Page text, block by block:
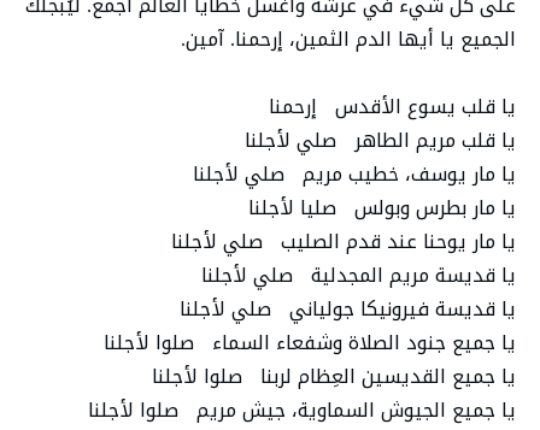
الجميع يا أيها الدم الثمين، إرحمنا. آمين.
يا قلب يسوع الأقدس إرحمنا
يا قلب مريم الطاهر صلي لأجلنا
يا مار يوسف، خطيب مريم صلي لأجلنا
يا مار بطرس وبولس صليا لأجلنا
يا مار يوحنا عند قدم الصليب صلي لأجلنا
يا قديسة مريم المجدلية صلي لأجلنا
يا قديسة فيرونيكا جولياني صلي لأجلنا
يا جميع جنود الصلاة وشفعاء السماء صلوا لأجلنا
يا جميع القديسين العِظام لربنا صلوا لأجلنا
يا جميع الجيوش السماوية، جيش مريم صلوا لأجلنا